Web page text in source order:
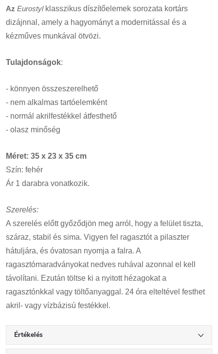
Az Eurostylklasszikus díszítőelemek sorozata kortárs
dizájnnal, amely a hagyományt a modernitással és a
kézműves munkával ötvözi.
Tulajdonságok:
- könnyen összeszerelhető
- nem alkalmas tartóelemként
- normál akrilfestékkel átfesthető
- olasz minőség
Méret: 35 x 23 x 35 cm
Szín: fehér
Ár 1 darabra vonatkozik.
Szerelés:
A szerelés előtt győződjön meg arról, hogy a felület tiszta,
száraz, stabil és sima. Vigyen fel ragasztót a pilaszter
hátuljára, és óvatosan nyomja a falra. A
ragasztómaradványokat nedves ruhával azonnal el kell
távolítani. Ezután töltse ki a nyitott hézagokat a
ragasztónkkal vagy töltőanyaggal. 24 óra elteltével festhet
akril- vagy vízbázisú festékkel.
Értékelés